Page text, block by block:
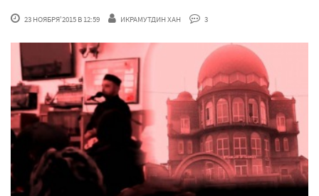
23 НОЯБРЯ'2015 В 12:59 ИКРАМУТДИН ХАН 3